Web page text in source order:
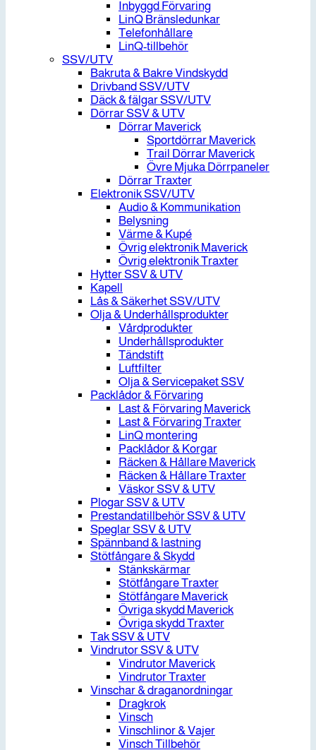
Inbyggd Förvaring
LinQ Bränsledunkar
Telefonhållare
LinQ-tillbehör
SSV/UTV
Bakruta & Bakre Vindskydd
Drivband SSV/UTV
Däck & fälgar SSV/UTV
Dörrar SSV & UTV
Dörrar Maverick
Sportdörrar Maverick
Trail Dörrar Maverick
Övre Mjuka Dörrpaneler
Dörrar Traxter
Elektronik SSV/UTV
Audio & Kommunikation
Belysning
Värme & Kupé
Övrig elektronik Maverick
Övrig elektronik Traxter
Hytter SSV & UTV
Kapell
Lås & Säkerhet SSV/UTV
Olja & Underhållsprodukter
Vårdprodukter
Underhållsprodukter
Tändstift
Luftfilter
Olja & Servicepaket SSV
Packlådor & Förvaring
Last & Förvaring Maverick
Last & Förvaring Traxter
LinQ montering
Packlådor & Korgar
Räcken & Hållare Maverick
Räcken & Hållare Traxter
Väskor SSV & UTV
Plogar SSV & UTV
Prestandatillbehör SSV & UTV
Speglar SSV & UTV
Spännband & lastning
Stötfångare & Skydd
Stänkskärmar
Stötfångare Traxter
Stötfångare Maverick
Övriga skydd Maverick
Övriga skydd Traxter
Tak SSV & UTV
Vindrutor SSV & UTV
Vindrutor Maverick
Vindrutor Traxter
Vinschar & draganordningar
Dragkrok
Vinsch
Vinschlinor & Vajer
Vinsch Tillbehör